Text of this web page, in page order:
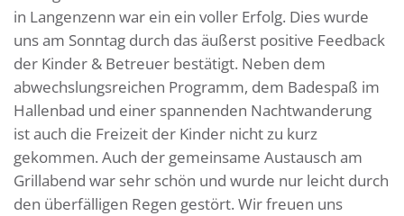
in Langenzenn war ein ein voller Erfolg. Dies wurde
uns am Sonntag durch das äußerst positive Feedback
der Kinder & Betreuer bestätigt. Neben dem
abwechslungsreichen Programm, dem Badespaß im
Hallenbad und einer spannenden Nachtwanderung
ist auch die Freizeit der Kinder nicht zu kurz
gekommen. Auch der gemeinsame Austausch am
Grillabend war sehr schön und wurde nur leicht durch
den überfälligen Regen gestört. Wir freuen uns